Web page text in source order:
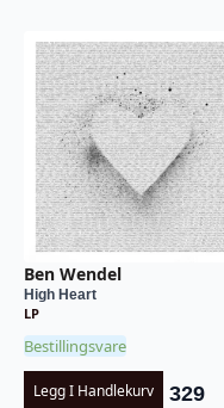
Ben Wendel
High Heart
LP
Bestillingsvare
Legg I Handlekurv 329